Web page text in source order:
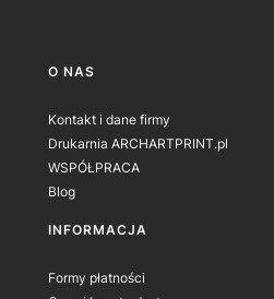
Linki w stopce
O NAS
Kontakt i dane firmy
Drukarnia ARCHARTPRINT.pl
WSPÓŁPRACA
Blog
INFORMACJA
Formy płatności